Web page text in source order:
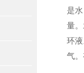
是
量
环
气